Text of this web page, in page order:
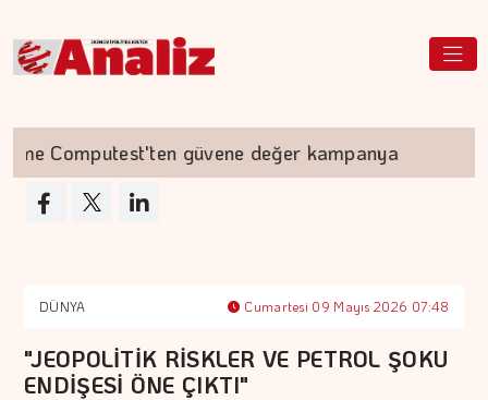
Computest'ten güvene değer kampanya
DÜNYA Cumartesi 09 Mayıs 2026 07:48
"JEOPOLİTİK RİSKLER VE PETROL ŞOKU
ENDİŞESİ ÖNE ÇIKTI"